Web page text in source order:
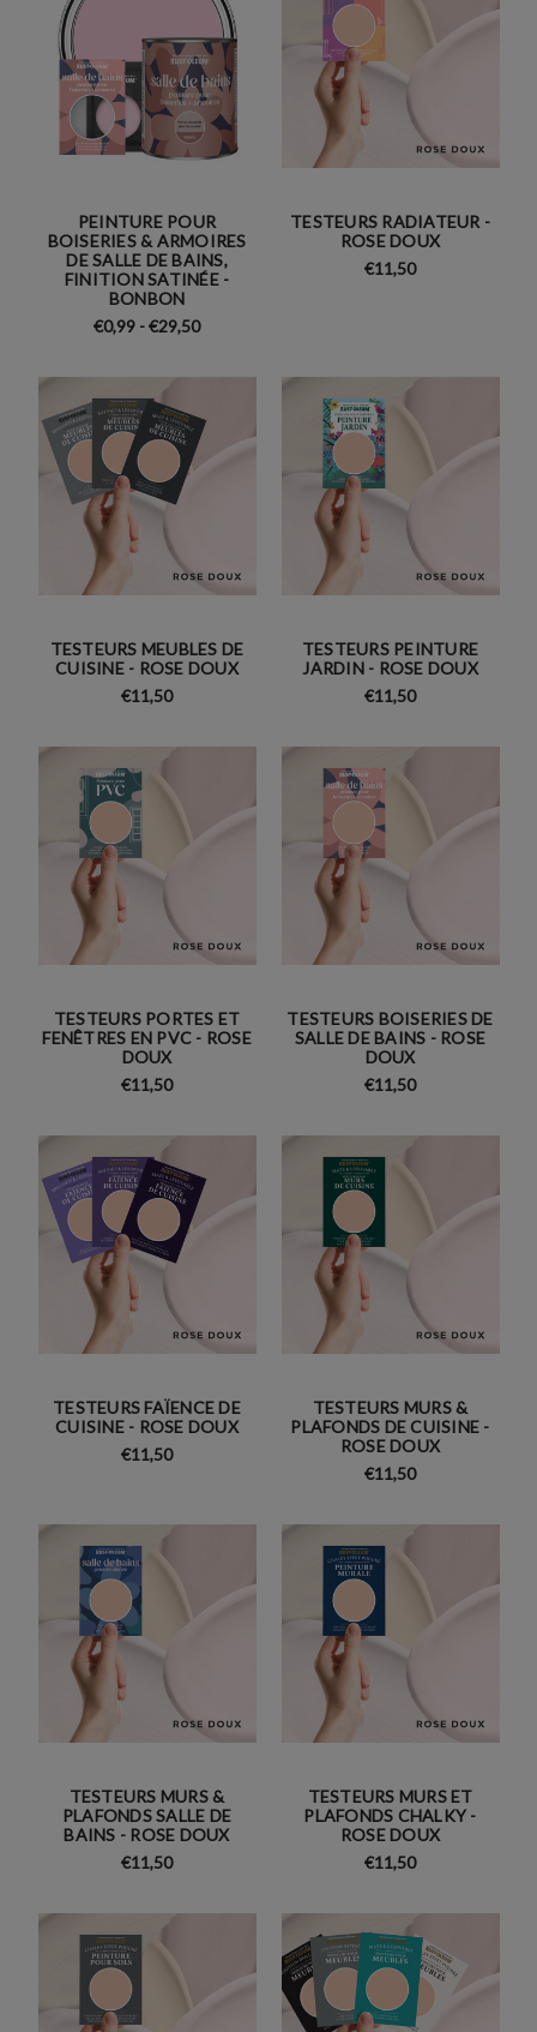
PEINTURE POUR
BOISERIES & ARMOIRES
DE SALLE DE BAINS,
FINITION SATINÉE -
BONBON
€0,99 - €29,50
TESTEURS RADIATEUR -
ROSE DOUX
€11,50
TESTEURS MEUBLES DE
CUISINE - ROSE DOUX
€11,50
TESTEURS PEINTURE
JARDIN - ROSE DOUX
€11,50
TESTEURS PORTES ET
FENÊTRES EN PVC - ROSE
DOUX
€11,50
TESTEURS BOISERIES DE
SALLE DE BAINS - ROSE
DOUX
€11,50
TESTEURS FAÏENCE DE
CUISINE - ROSE DOUX
€11,50
TESTEURS MURS &
PLAFONDS DE CUISINE -
ROSE DOUX
€11,50
TESTEURS MURS &
PLAFONDS SALLE DE
BAINS - ROSE DOUX
€11,50
TESTEURS MURS ET
PLAFONDS CHALKY -
ROSE DOUX
€11,50